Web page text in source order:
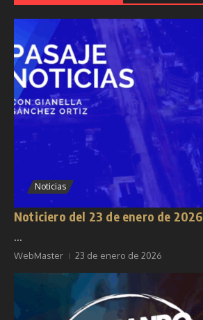
Noticias
Noticiero del 23 de enero de 2026
...
WebMaster 23 de enero de 2026